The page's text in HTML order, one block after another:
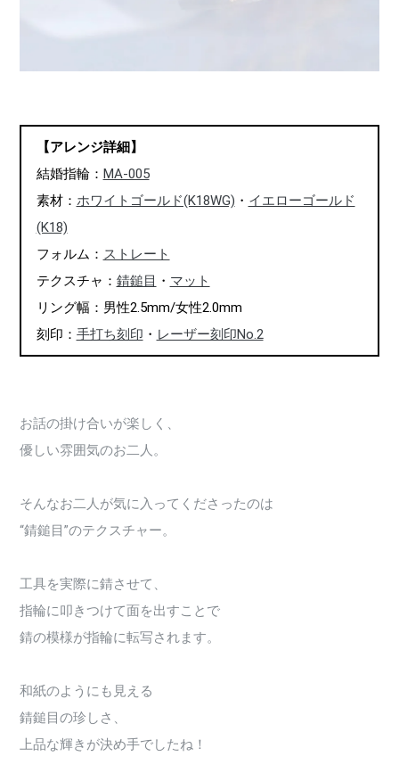
【アレンジ詳細】
結婚指輪： MA-005
素材： ホワイトゴールド(K18WG) ・ イエローゴールド
(K18)
フォルム： ストレート
テクスチャ： 錆鎚目 ・ マット
リング幅：男性2.5mm/女性2.0mm
刻印： 手打ち刻印 ・ レーザー刻印No.2
お話の掛け合いが楽しく、
優しい雰囲気のお二人。
そんなお二人が気に入ってくださったのは
“錆鎚目”のテクスチャー。
工具を実際に錆させて、
指輪に叩きつけて面を出すことで
錆の模様が指輪に転写されます。
和紙のようにも見える
錆鎚目の珍しさ、
上品な輝きが決め手でしたね！